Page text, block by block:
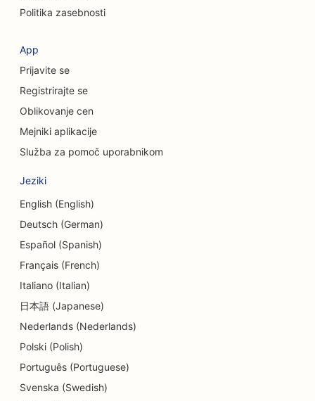
SEO za kraniofacialne kirurge
SEO za kreditne zadruge
SEO za trgovine s torticami
SEO za vrtce
SEO za storitve dolžniškega svetovanja
SEO za zobozdravstvene klinike
SEO za Delis
SEO za restavracije
SEO za trgovine s podrobnostmi
SEO za trgovine s krofki
Politika zasebnosti
App
Prijavite se
Registrirajte se
Oblikovanje cen
Mejniki aplikacije
Služba za pomoč uporabnikom
Jeziki
English (English)
Deutsch (German)
Español (Spanish)
Français (French)
Italiano (Italian)
日本語 (Japanese)
Nederlands (Nederlands)
Polski (Polish)
Português (Portuguese)
Svenska (Swedish)